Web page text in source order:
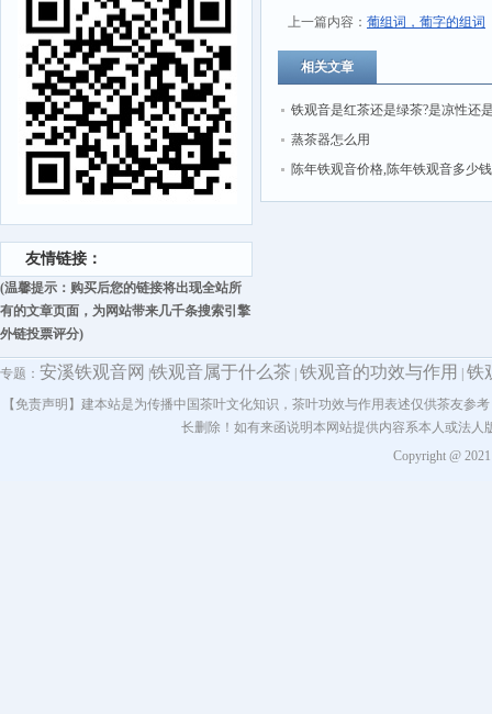
友情链接：
(温馨提示：购买后您的链接将出现全站所
有的文章页面，为网站带来几千条搜索引擎
外链投票评分)
上一篇内容： 葡组词，葡字的组词
相关文章
铁观音是红茶还是绿茶?是凉性还
蒸茶器怎么用
陈年铁观音价格,陈年铁观音多少
专题： 安溪铁观音网 铁观音属于什么茶 铁观音的功效与作用 铁
【免责声明】建本站是为传播中国茶叶文化知识，茶叶功效与作用表述仅供茶友
长删除！如有来函说明本网站提供内容系本人或法
Copyright @